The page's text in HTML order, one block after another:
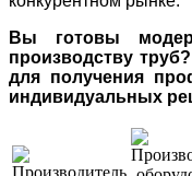
Вы готовы
производству
для получения
индивидуальных